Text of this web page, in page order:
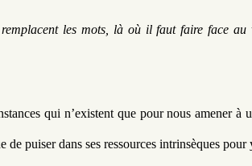
remplacent les mots, là où il faut faire face
qui n’existent que pour nous amener à
de puiser dans ses ressources intrinsèques